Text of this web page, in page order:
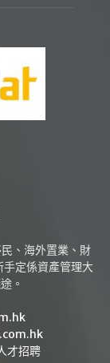
、海外置業、財
定係資產管理大
。
才招聘